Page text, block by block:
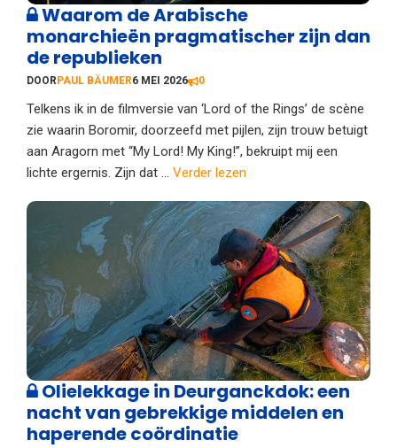
Waarom de Arabische
monarchieën pragmatischer zijn dan
de republieken
DOOR PAUL BÄUMER6 MEI 2026 0
Telkens ik in de filmversie van ‘Lord of the Rings’ de scène
zie waarin Boromir, doorzeefd met pijlen, zijn trouw betuigt
aan Aragorn met “My Lord! My King!”, bekruipt mij een
lichte ergernis. Zijn dat ... Verder lezen
Olielekkage in Deurganckdok: een
nacht van gebrekkige middelen en
haperende coördinatie